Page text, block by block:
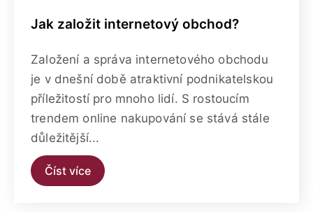
Jak založit internetový obchod?
Založení a správa internetového obchodu
je v dnešní době atraktivní podnikatelskou
příležitostí pro mnoho lidí. S rostoucím
trendem online nakupování se stává stále
důležitější...
Číst více